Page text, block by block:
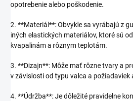
opotrebenie alebo poškodenie.
2. **Materiál**: Obvykle sa vyrábajú z
iných elastických materiálov, ktoré sú
kvapalinám a rôznym teplotám.
3. **Dizajn**: Môže mať rôzne tvary a
v závislosti od typu valca a požiadaviek
4. **Údržba**: Je dôležité pravidelne